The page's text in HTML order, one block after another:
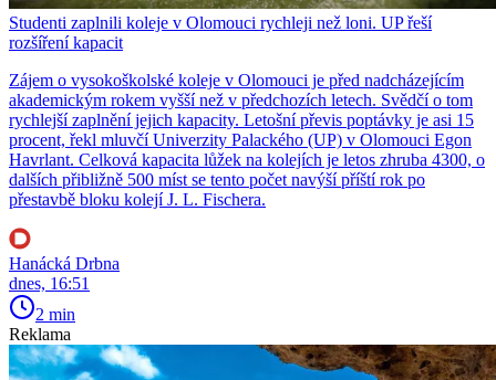
Studenti zaplnili koleje v Olomouci rychleji než loni. UP řeší
rozšíření kapacit
Zájem o vysokoškolské koleje v Olomouci je před nadcházejícím
akademickým rokem vyšší než v předchozích letech. Svědčí o tom
rychlejší zaplnění jejich kapacity. Letošní převis poptávky je asi 15
procent, řekl mluvčí Univerzity Palackého (UP) v Olomouci Egon
Havrlant. Celková kapacita lůžek na kolejích je letos zhruba 4300, o
dalších přibližně 500 míst se tento počet navýší příští rok po
přestavbě bloku kolejí J. L. Fischera.
Hanácká Drbna
dnes, 16:51
2 min
Reklama